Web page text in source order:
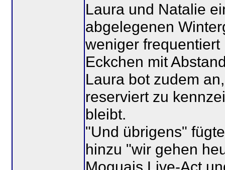
Laura und Natalie
abgelegenen
weniger
Eckchen mit
Laura bot zudem
reserviert zu
bleibt.
"Und übrigens"
hinzu "wir gehen
Moguais Live-Act